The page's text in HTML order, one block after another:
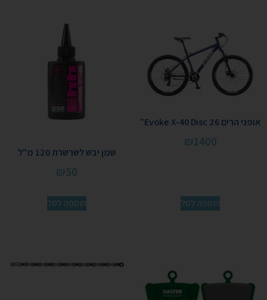
אופני הרים Evoke X-40 Disc 26"
₪1400
הוספה לסל
שמן יבש לשרשרת 120 מ"ל
₪50
הוספה לסל